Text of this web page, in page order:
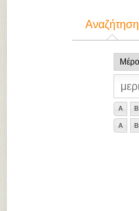
Αναζήτηση
A B
Α Β